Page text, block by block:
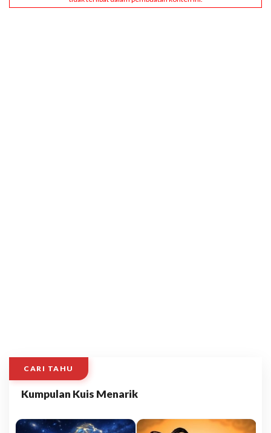
CARI TAHU
Kumpulan Kuis Menarik